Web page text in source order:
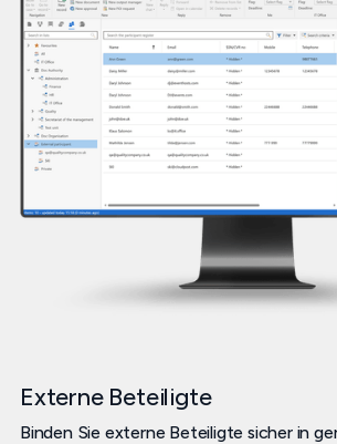
Externe Beteiligte
Binden Sie externe Beteiligte sicher in